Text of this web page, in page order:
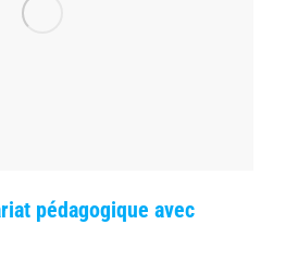
pédagogique avec